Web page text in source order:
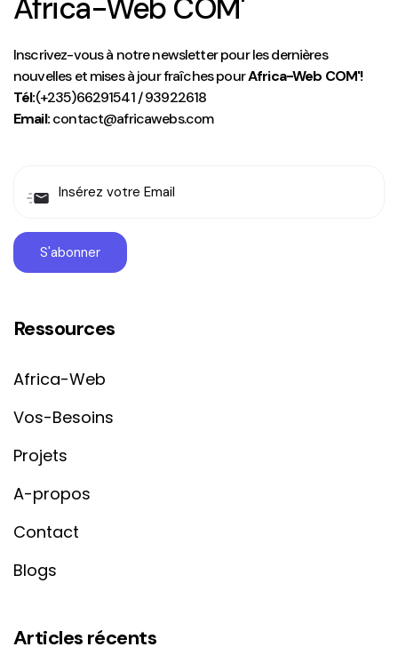
Africa-Web COM'
Inscrivez-vous à notre newsletter pour les dernières
nouvelles et mises à jour fraîches pourAfrica-Web COM'!
Tél:(+235)66291541 / 93922618
Email:contact@africawebs.com
Ressources
Africa-Web
Vos-Besoins
Projets
A-propos
Contact
Blogs
Articles récents